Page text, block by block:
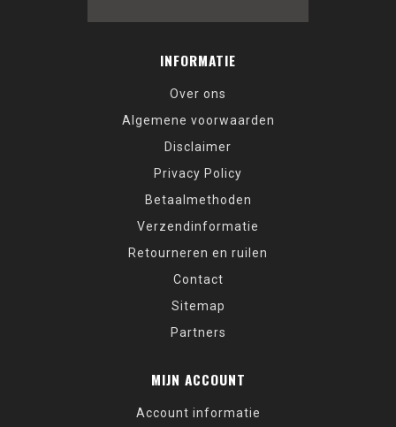
INFORMATIE
Over ons
Algemene voorwaarden
Disclaimer
Privacy Policy
Betaalmethoden
Verzendinformatie
Retourneren en ruilen
Contact
Sitemap
Partners
MIJN ACCOUNT
Account informatie